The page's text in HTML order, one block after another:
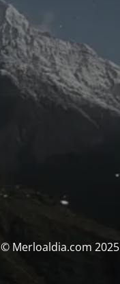
© Merloaldia.com 2025